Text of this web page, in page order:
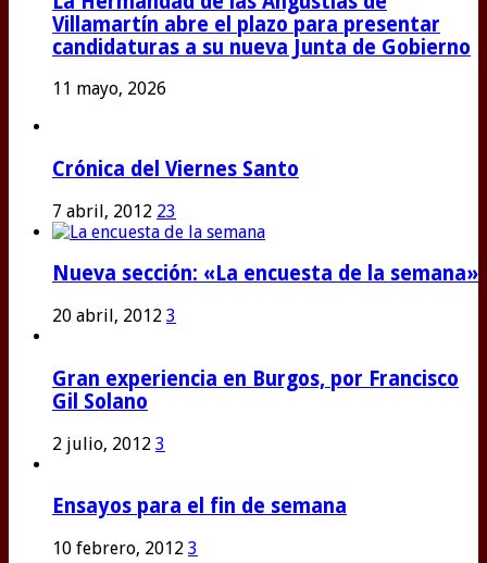
Villamartín abre el plazo para presentar
candidaturas a su nueva Junta de Gobierno
11 mayo, 2026
Crónica del Viernes Santo
7 abril, 2012 23
Nueva sección: «La encuesta de la semana»
20 abril, 2012 3
Gran experiencia en Burgos, por Francisco
Gil Solano
2 julio, 2012 3
Ensayos para el fin de semana
10 febrero, 2012 3